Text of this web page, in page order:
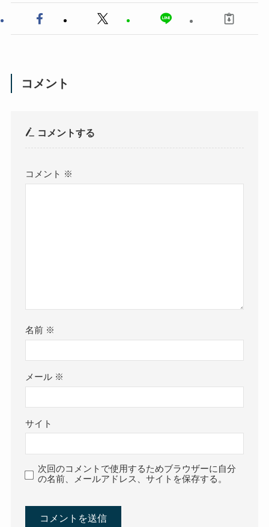
コメント
コメントする
コメント ※
名前 ※
メール ※
サイト
次回のコメントで使用するためブラウザーに自分
の名前、メールアドレス、サイトを保存する。